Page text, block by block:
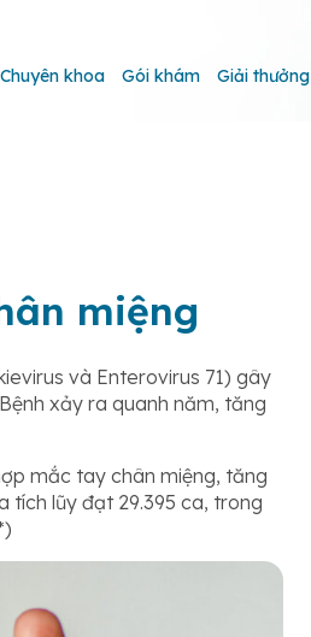
Chuyên khoa Gói khám Giải thưởng
miệng
và Enterovirus 71) gây
xảy ra quanh năm, tăng
mắc tay chân miệng, tăng
tích lũy đạt 29.395 ca, trong